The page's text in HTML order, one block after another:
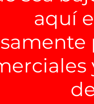
aquí